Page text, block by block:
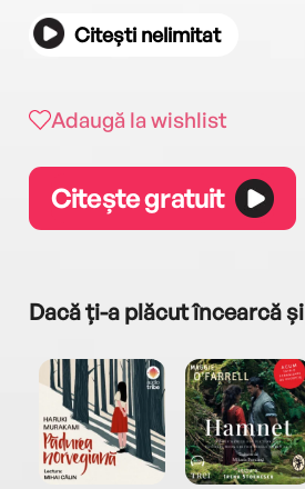
Citești nelimitat
Adaugă la wishlist
Citește gratuit
Dacă ți-a plăcut încearcă și